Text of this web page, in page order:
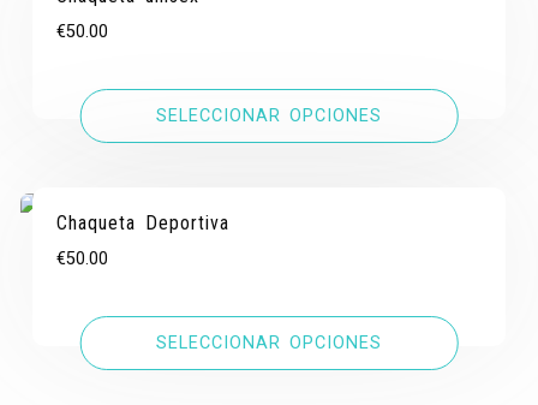
€50.00
SELECCIONAR OPCIONES
Chaqueta Deportiva
€50.00
SELECCIONAR OPCIONES